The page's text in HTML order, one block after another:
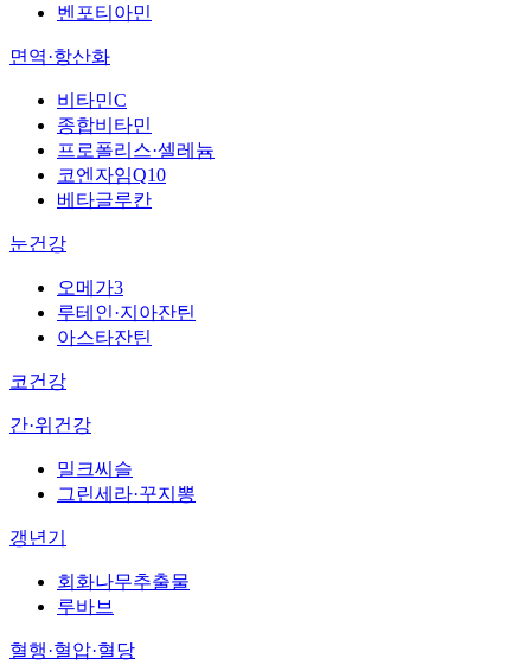
벤포티아민
면역·항산화
비타민C
종합비타민
프로폴리스·셀레늄
코엔자임Q10
베타글루칸
눈건강
오메가3
루테인·지아잔틴
아스타잔틴
코건강
간·위건강
밀크씨슬
그린세라·꾸지뽕
갱년기
회화나무추출물
루바브
혈행·혈압·혈당